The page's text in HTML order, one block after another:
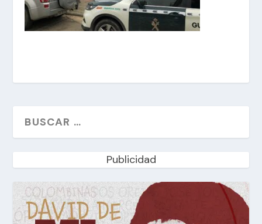
Publicidad